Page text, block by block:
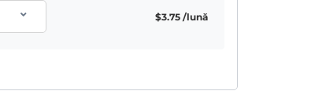
$3.75 /lună